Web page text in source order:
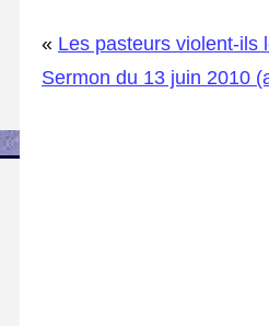
« Les pasteurs violent-ils
Sermon du 13 juin 2010